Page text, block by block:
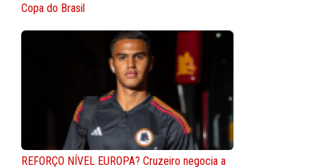
Copa do Brasil
REFORÇO NÍVEL EUROPA? Cruzeiro negocia a